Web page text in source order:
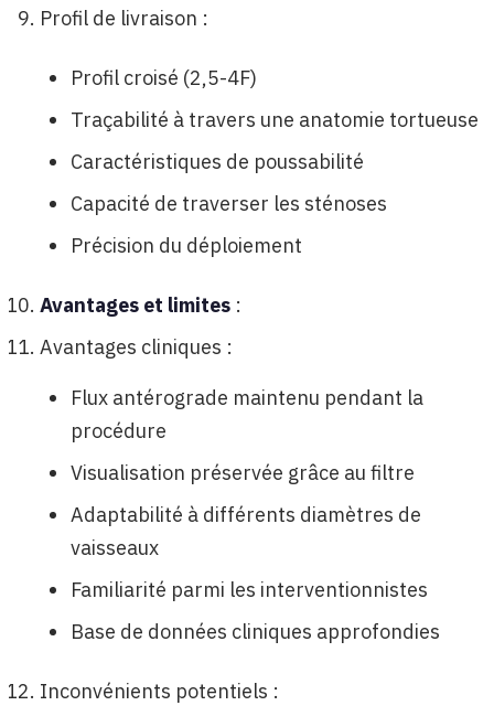
Profil de livraison :
Profil croisé (2,5-4F)
Traçabilité à travers une anatomie tortueuse
Caractéristiques de poussabilité
Capacité de traverser les sténoses
Précision du déploiement
Avantages et limites :
Avantages cliniques :
Flux antérograde maintenu pendant la
procédure
Visualisation préservée grâce au filtre
Adaptabilité à différents diamètres de
vaisseaux
Familiarité parmi les interventionnistes
Base de données cliniques approfondies
Inconvénients potentiels :